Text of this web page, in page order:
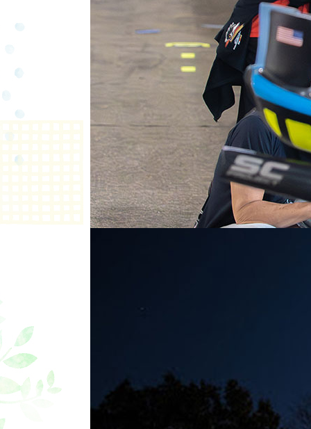
体験概要
10/2(金)～
※募集締め
定員 35組（2ル
(1)キャン
テントの